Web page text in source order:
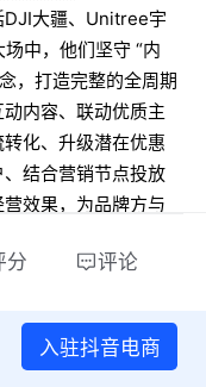
DJI大疆、Unitree宇
中，他们坚守 “内
，打造完整的全周期
内容、联动优质主
化、升级潜在优惠
结合营销节点投放
效果，为品牌方与
特色IP复刻主题直
分 评论
入驻抖音电商